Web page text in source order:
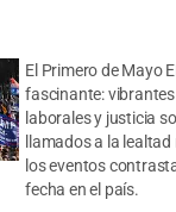
El Primero de Mayo
fascinante:
laborales y justicia
llamados a la
los eventos
fecha en el país.